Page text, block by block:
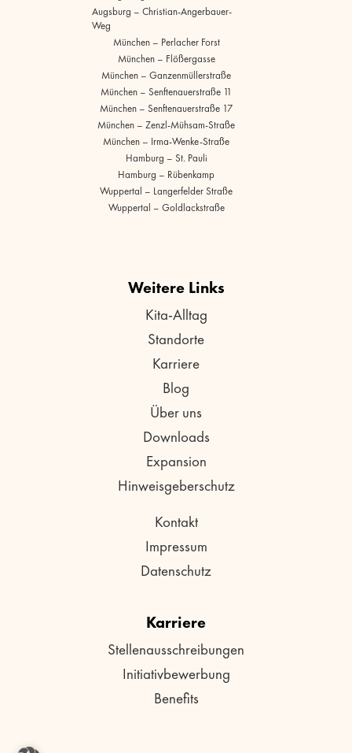
Augsburg – Christian-Angerbauer-
Weg
München – Perlacher Forst
München – Flößergasse
München – Ganzenmüllerstraße
München – Senftenauerstraße 11
München – Senftenauerstraße 17
München – Zenzl-Mühsam-Straße
München – Irma-Wenke-Straße
Hamburg – St. Pauli
Hamburg – Rübenkamp
Wuppertal – Langerfelder Straße
Wuppertal – Goldlackstraße
Weitere Links
Kita-Alltag
Standorte
Karriere
Blog
Über uns
Downloads
Expansion
Hinweisgeberschutz
Kontakt
Impressum
Datenschutz
Karriere
Stellenausschreibungen
Initiativbewerbung
Benefits